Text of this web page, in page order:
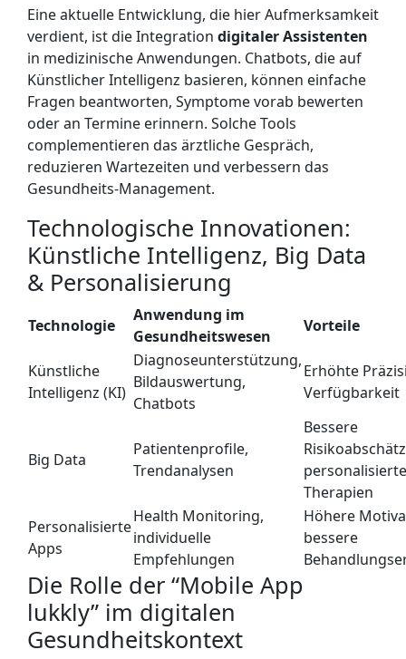
Eine aktuelle Entwicklung, die hier Aufmerksamkeit
verdient, ist die Integration digitaler Assistenten
in medizinische Anwendungen. Chatbots, die auf
Künstlicher Intelligenz basieren, können einfache
Fragen beantworten, Symptome vorab bewerten
oder an Termine erinnern. Solche Tools
complementieren das ärztliche Gespräch,
reduzieren Wartezeiten und verbessern das
Gesundheits-Management.
Technologische Innovationen:
Künstliche Intelligenz, Big Data
& Personalisierung
Technologie
Anwendung im
Gesundheitswesen
Vorteile
Künstliche
Intelligenz (KI)
Diagnoseunterstützung,
Bildauswertung,
Chatbots
Erhöhte
Verfügbarkeit
Big Data
Patientenprofile,
Trendanalysen
Bessere
personalisierte
Therapien
Personalisierte
Apps
Health Monitoring,
individuelle
Empfehlungen
Höhere
bessere
Die Rolle der “Mobile App
lukkly” im digitalen
Gesundheitskontext